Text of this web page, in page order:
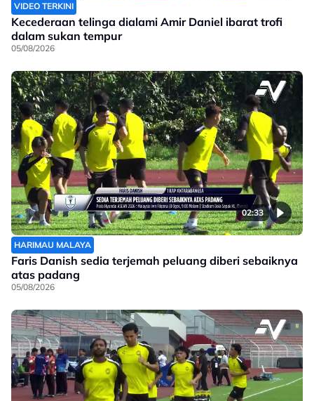
VIDEO TERKINI
Kecederaan telinga dialami Amir Daniel ibarat trofi
dalam sukan tempur
05/08/2026
02:33
HARIMAU MALAYA
Faris Danish sedia terjemah peluang diberi sebaiknya
atas padang
05/08/2026